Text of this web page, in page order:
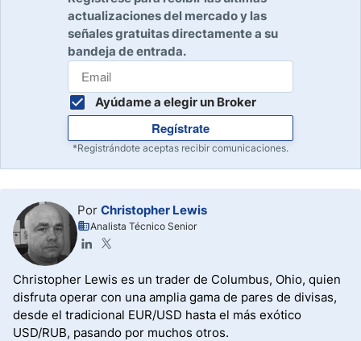
actualizaciones del mercado y las
señales gratuitas directamente a su
bandeja de entrada.
Ayúdame a elegir un Broker
Regístrate
*Registrándote aceptas recibir comunicaciones.
Por Christopher Lewis
Analista Técnico Senior
Christopher Lewis es un trader de Columbus, Ohio, quien
disfruta operar con una amplia gama de pares de divisas,
desde el tradicional EUR/USD hasta el más exótico
USD/RUB, pasando por muchos otros.